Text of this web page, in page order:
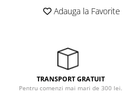
Ciocane , clesti si foarfeci
Echipamente atelier
Fierastraie si topoare
Gletiere , spacluri si cuttere
Adauga la Favorite
TRANSPORT GRATUIT
Pentru comenzi mai mari de 300 lei.